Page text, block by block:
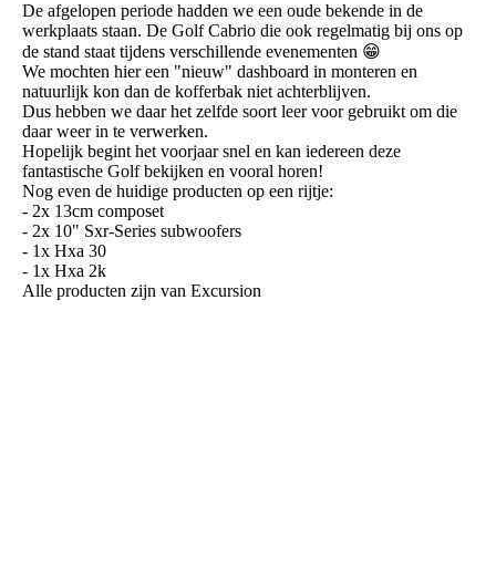
De afgelopen periode hadden we een oude bekende in de
werkplaats staan. De Golf Cabrio die ook regelmatig bij ons op
de stand staat tijdens verschillende evenementen 😁
We mochten hier een "nieuw" dashboard in monteren en
natuurlijk kon dan de kofferbak niet achterblijven.
Dus hebben we daar het zelfde soort leer voor gebruikt om die
daar weer in te verwerken.
Hopelijk begint het voorjaar snel en kan iedereen deze
fantastische Golf bekijken en vooral horen!
Nog even de huidige producten op een rijtje:
- 2x 13cm composet
- 2x 10" Sxr-Series subwoofers
- 1x Hxa 30
- 1x Hxa 2k
Alle producten zijn van Excursion